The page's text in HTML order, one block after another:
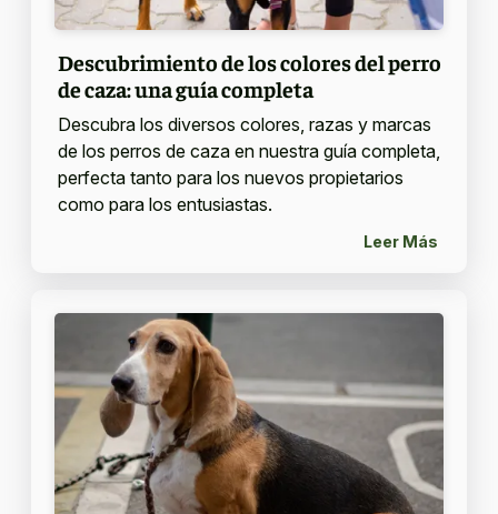
Descubrimiento de los colores del perro
de caza: una guía completa
Descubra los diversos colores, razas y marcas
de los perros de caza en nuestra guía completa,
perfecta tanto para los nuevos propietarios
como para los entusiastas.
Leer Más